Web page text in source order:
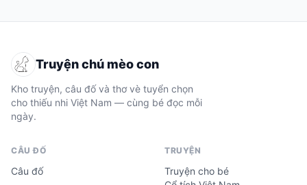
Truyện chú mèo con
Kho truyện, câu đố và thơ vè tuyển chọn
cho thiếu nhi Việt Nam — cùng bé đọc mỗi
ngày.
CÂU ĐỐ
Câu đố
TRUYỆN
Truyện cho bé